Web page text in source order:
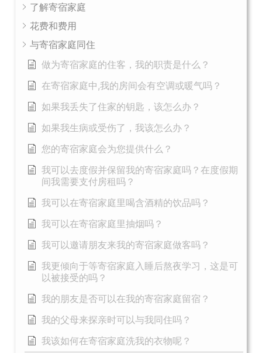
了解寄宿家庭
花费和费用
与寄宿家庭同住
做为寄宿家庭的住客，我的职责是什么？
在寄宿家庭中,我的房间会有空调或暖气吗？
如果我丢失了住家的钥匙，该怎么办？
如果我生病或受伤了，我该怎么办？
您的寄宿家庭会为您提供什么？
我可以去度假并保留我的寄宿家庭吗？在度假期
间我需要支付房租吗？
我可以在寄宿家庭里喝含酒精的饮品吗？
我可以在寄宿家庭里抽烟吗？
我可以邀请朋友来我的寄宿家庭做客吗？
我更倾向于等寄宿家庭入睡后熬夜学习，这是可
以被接受的吗？
我的朋友是否可以在我的寄宿家庭留宿？
我的父母来探亲时可以与我同住吗？
我该如何在寄宿家庭洗我的衣物呢？